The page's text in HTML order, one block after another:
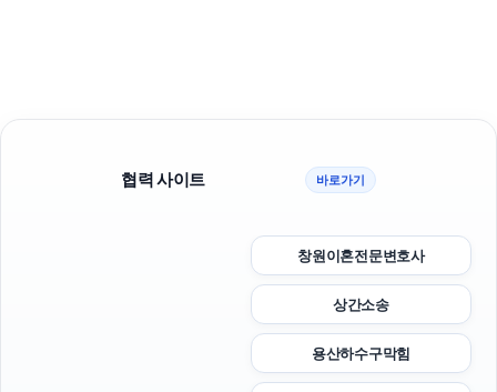
협력 사이트 바로가기
창원이혼전문변호사
상간소송
용산하수구막힘